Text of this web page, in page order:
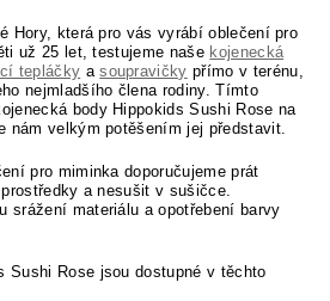
Hory, která pro vás vyrábí oblečení pro
už 25 let, testujeme naše kojenecká
tepláčky asoupravičky přímo v terénu,
nejmladšího člena rodiny. Tímto
body Hippokids Sushi Rose na
nám velkým potěšením jej představit.
pro miminka doporučujeme prát
a nesušit v sušičce.
srážení materiálu a opotřebení barvy
Sushi Rose jsou dostupné v těchto